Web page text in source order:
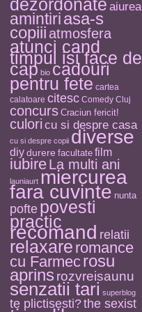
dezordonate aiurea
amintiriasa-s
copiii atmosfera
atunci cand
timpul isi face de
cap bio cadouri
pentru fete cartea
calatoare citesc Comedy Cluj
concurs Craciun fericit!
culori cu si despre casa
cu si despre copii diverse
diydurere facultate film
iubireLa multi ani
launiaurt miercurea
fara cuvinte nunta
pofte povesti
practic
recomand relatii
relaxare romance
cu Farmecrosu
aprins rozvreisaunu
senzatii tari superblog
te plictisesti?the sexist